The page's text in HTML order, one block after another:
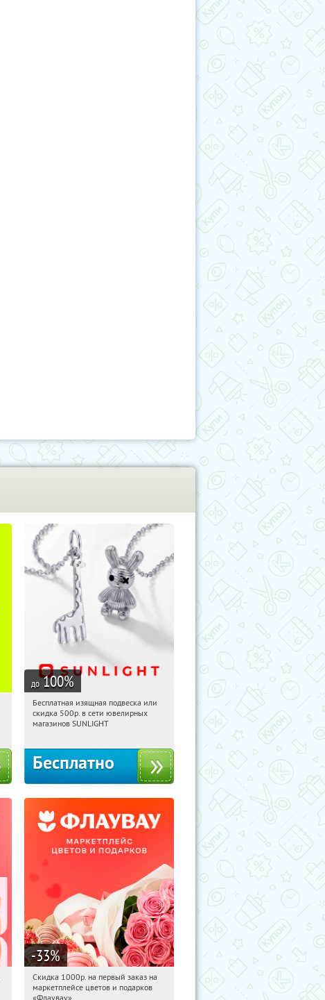
до 100%
09:09:08 Получили:
Россия
Бесплатная изящная подвеска или
скидка 500р. в сети ювелирных
магазинов SUNLIGHT
Бесплатно
-33%
09:09:08 Получили:
Россия
Скидка 1000р. на первый заказ на
маркетплейсе цветов и подарков
«Флаувау»